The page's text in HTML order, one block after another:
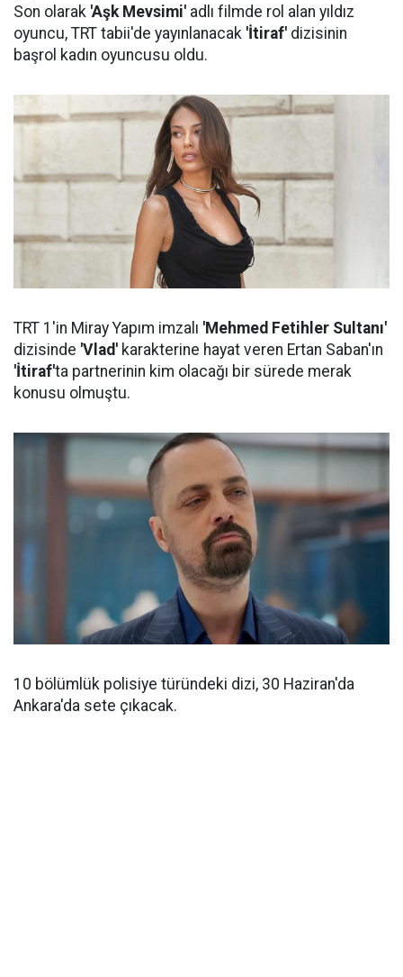
Son olarak 'Aşk Mevsimi' adlı filmde rol alan yıldız
oyuncu, TRT tabii'de yayınlanacak 'İtiraf' dizisinin
başrol kadın oyuncusu oldu.
TRT 1'in Miray Yapım imzalı 'Mehmed Fetihler Sultanı'
dizisinde 'Vlad' karakterine hayat veren Ertan Saban'ın
'İtiraf'ta partnerinin kim olacağı bir sürede merak
konusu olmuştu.
10 bölümlük polisiye türündeki dizi, 30 Haziran'da
Ankara'da sete çıkacak.